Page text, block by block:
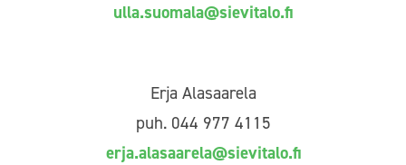
ulla.suomala@sievitalo.fi
Erja Alasaarela
puh. 044 977 4115
erja.alasaarela@sievitalo.fi